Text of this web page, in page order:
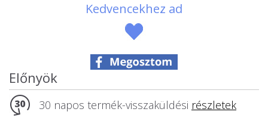
Sport/Hobbi szerint
Állatos ajándéktárgyak
Kedvencekhez ad
Előnyök
30 napos termék-visszaküldési részletek